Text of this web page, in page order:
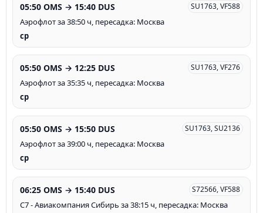
05:50 OMS → 15:40 DUS SU1763, VF588
Аэрофлот за 38:50 ч, пересадка: Москва
ср
05:50 OMS → 12:25 DUS SU1763, VF276
Аэрофлот за 35:35 ч, пересадка: Москва
ср
05:50 OMS → 15:50 DUS SU1763, SU2136
Аэрофлот за 39:00 ч, пересадка: Москва
ср
06:25 OMS → 15:40 DUS S72566, VF588
С7 - Авиакомпания Сибирь за 38:15 ч, пересадка: Москва